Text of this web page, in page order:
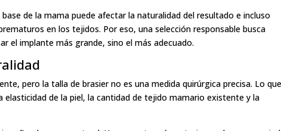
de la mama puede afectar la naturalidad del resultado e incluso
en los tejidos. Por eso, una selección responsable busca
el implante más grande, sino el más adecuado.
pero la talla de brasier no es una medida quirúrgica precisa. Lo que
de la piel, la cantidad de tejido mamario existente y la